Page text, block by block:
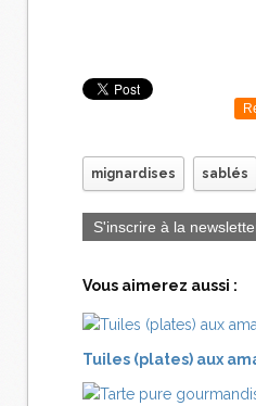
mignardises sablés
S'inscrire à la
Vous aimerez aussi :
Tuiles (plates) aux